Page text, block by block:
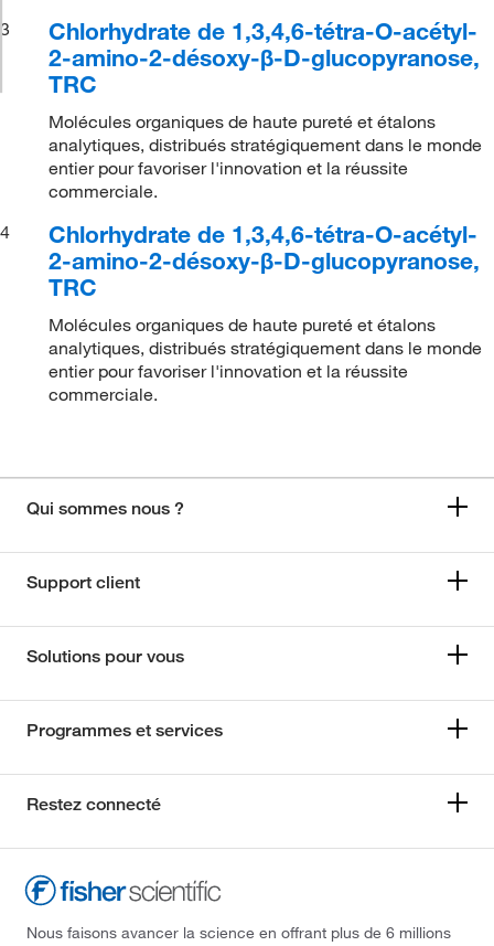
3
Chlorhydrate de 1,3,4,6-tétra-O-acétyl-
2-amino-2-désoxy-β-D-glucopyranose,
TRC
Molécules organiques de haute pureté et étalons
analytiques, distribués stratégiquement dans le monde
entier pour favoriser l'innovation et la réussite
commerciale.
4
Chlorhydrate de 1,3,4,6-tétra-O-acétyl-
2-amino-2-désoxy-β-D-glucopyranose,
TRC
Molécules organiques de haute pureté et étalons
analytiques, distribués stratégiquement dans le monde
entier pour favoriser l'innovation et la réussite
commerciale.
Qui sommes nous ?
Support client
Solutions pour vous
Programmes et services
Restez connecté
Nous faisons avancer la science en offrant plus de 6 millions